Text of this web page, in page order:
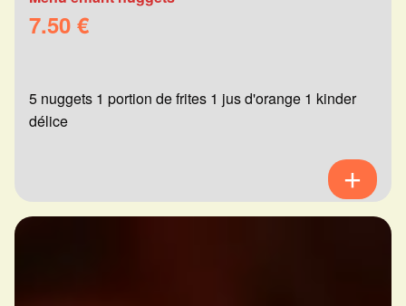
7.50 €
5 nuggets 1 portion de frites 1 jus d'orange 1 kinder
délice